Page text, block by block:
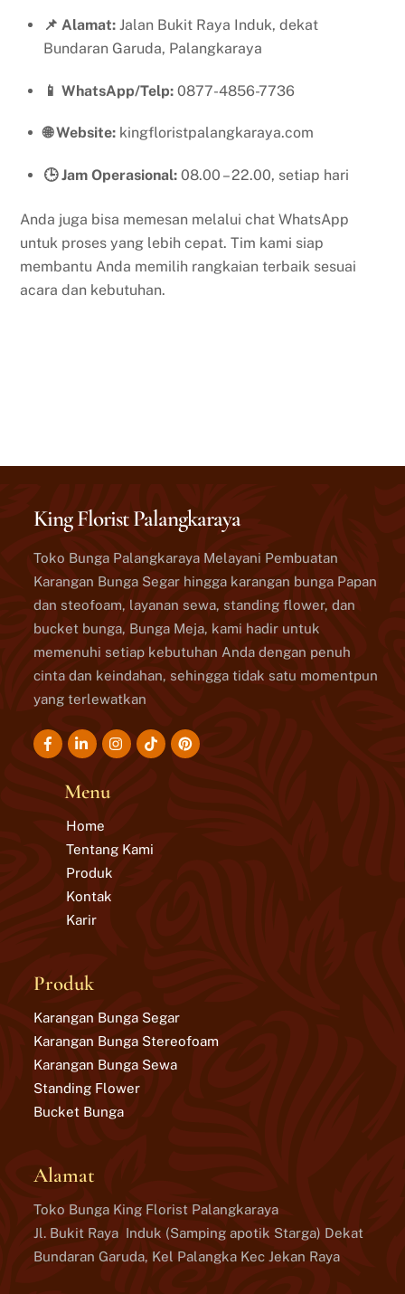
📌 Alamat: Jalan Bukit Raya Induk, dekat
Bundaran Garuda, Palangkaraya
📱 WhatsApp/Telp: 0877-4856-7736
🌐 Website: kingfloristpalangkaraya.com
🕒 Jam Operasional: 08.00 – 22.00, setiap hari
Anda juga bisa memesan melalui chat WhatsApp
untuk proses yang lebih cepat. Tim kami siap
membantu Anda memilih rangkaian terbaik sesuai
acara dan kebutuhan.
King Florist Palangkaraya
Toko Bunga Palangkaraya Melayani Pembuatan
Karangan Bunga Segar hingga karangan bunga Papan
dan steofoam, layanan sewa, standing flower, dan
bucket bunga, Bunga Meja, kami hadir untuk
memenuhi setiap kebutuhan Anda dengan penuh
cinta dan keindahan, sehingga tidak satu momentpun
yang terlewatkan
Icon Icon Icon Icon
Menu
Home
Tentang Kami
Produk
Kontak
Karir
Produk
Karangan Bunga Segar
Karangan Bunga Stereofoam
Karangan Bunga Sewa
Standing Flower
Bucket Bunga
Alamat
Toko Bunga King Florist Palangkaraya
Jl. Bukit Raya Induk (Samping apotik Starga) Dekat
Bundaran Garuda, Kel Palangka Kec Jekan Raya